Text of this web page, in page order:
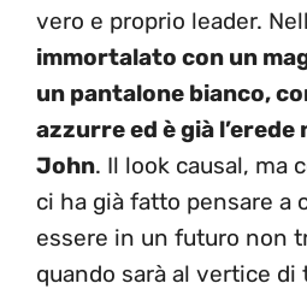
vero e proprio leader.
immortalato con un
un pantalone bianco,
azzurre ed è già
John. Il look causal, ma
ci ha già fatto pensare a
essere in un futuro non
quando sarà al vertice di